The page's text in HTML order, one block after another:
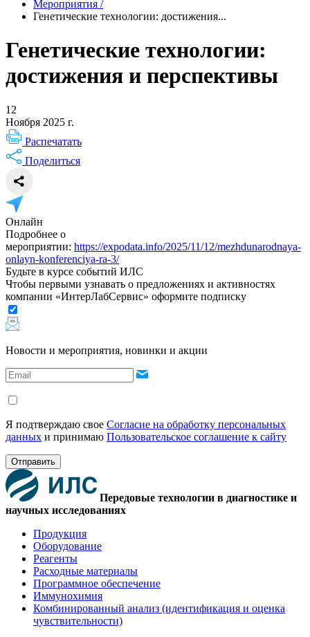
Мероприятия /
Генетические технологии: достижения...
Генетические технологии:
достижения и перспективы
12
Ноября 2025 г.
Распечатать
Поделиться
Онлайн
Подробнее о
мероприятии: https://expodata.info/2025/11/12/mezhdunarodnaya-
onlayn-konferenciya-ra-3/
Будьте в курсе событий ИЛС
Чтобы первыми узнавать о предложениях и активностях
компании «ИнтерЛабСервис» оформите подписку
Новости и мероприятия, новинки и акции
Я подтверждаю свое Согласие на обработку персональных
данных и принимаю Пользовательское соглашение к сайту
Отправить
Передовые технологии в диагностике и
научных исследованиях
Продукция
Оборудование
Реагенты
Расходные материалы
Программное обеспечение
Иммунохимия
Комбинированный анализ (идентификация и оценка
чувствительности)